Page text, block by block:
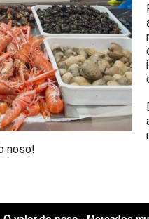
noso!